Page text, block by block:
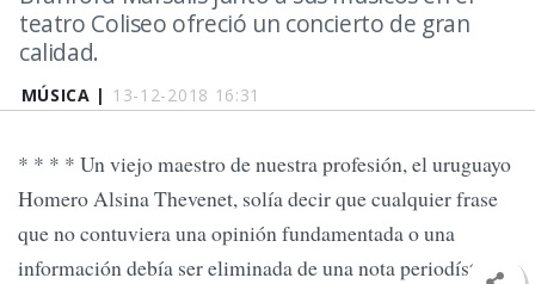
MÚSICA | 13-12-2018 16:31
teatro Coliseo ofreció un concierto de gran
calidad.
* * * * Un viejo maestro de nuestra profesión, el uruguayo
Homero Alsina Thevenet, solía decir que cualquier frase
que no contuviera una opinión fundamentada o una
información debía ser eliminada de una nota periodística.